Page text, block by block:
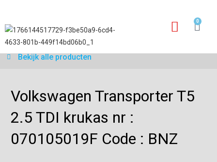
0
Bekijk alle producten
Volkswagen Transporter T5
2.5 TDI krukas nr :
070105019F Code : BNZ